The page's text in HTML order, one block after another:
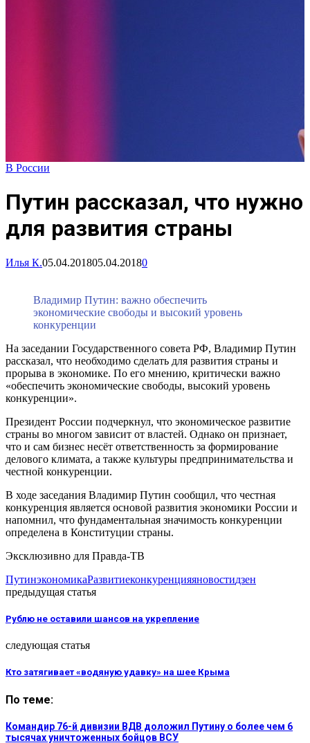
В России
Путин рассказал, что нужно
для развития страны
Илья К.05.04.201805.04.20180
Владимир Путин: важно обеспечить
экономические свободы и высокий уровень
конкуренции
На заседании Государственного совета РФ, Владимир Путин
рассказал, что необходимо сделать для развития страны и
прорыва в экономике. По его мнению, критически важно
«обеспечить экономические свободы, высокий уровень
конкуренции».
Президент России подчеркнул, что экономическое развитие
страны во многом зависит от властей. Однако он признает,
что и сам бизнес несёт ответственность за формирование
делового климата, а также культуры предпринимательства и
честной конкуренции.
В ходе заседания Владимир Путин сообщил, что честная
конкуренция является основой развития экономики России и
напомнил, что фундаментальная значимость конкуренции
определена в Конституции страны.
Эксклюзивно для Правда-ТВ
ПутинэкономикаРазвитиеконкуренцияяновостидзен
предыдущая статья
Рублю не оставили шансов на укрепление
следующая статья
Кто затягивает «водяную удавку» на шее Крыма
По теме:
Командир 76-й дивизии ВДВ доложил Путину о более чем 6
тысячах уничтоженных бойцов ВСУ